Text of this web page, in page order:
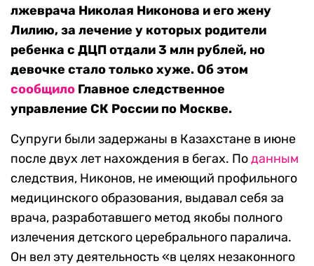
лжеврача Николая Никонова и его жену
Лилию, за лечение у которых родители
ребенка с ДЦП отдали 3 млн рублей, но
девочке стало только хуже. Об этом
сообщило Главное следственное
управление СК России по Москве.
Супруги были задержаны в Казахстане в июне
после двух лет нахождения в бегах. Поданным
следствия, Никонов, не имеющий профильного
медицинского образования, выдавал себя за
врача, разработавшего метод якобы полного
излечения детского церебрального паралича.
Он вел эту деятельность «в целях незаконного